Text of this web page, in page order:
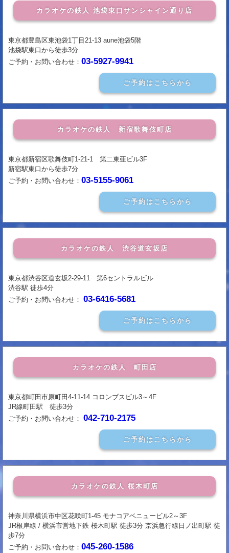
カラオケの鉄人 池袋東口サンシャイン通り店
東京都豊島区東池袋1丁目21-13 aune池袋5階
池袋駅東口から徒歩3分
ご予約・お問い合わせ： 03-5927-9941
ご予約はこちらから
カラオケの鉄人 新宿歌舞伎町店
東京都新宿区歌舞伎町1-21-1 第二東亜ビル3F
新宿駅東口から徒歩7分
ご予約・お問い合わせ： 03-5155-9061
ご予約はこちらから
カラオケの鉄人 渋谷道玄坂店
東京都渋谷区道玄坂2-29-11 第6セントラルビル
渋谷駅 徒歩4分
ご予約・お問い合わせ： 03-6416-5681
ご予約はこちらから
カラオケの鉄人 町田店
東京都町田市原町田4-11-14 コロンブスビル3～4F
JR線町田駅 徒歩3分
ご予約・お問い合わせ： 042-710-2175
ご予約はこちらから
カラオケの鉄人 桜木町店
神奈川県横浜市中区花咲町1-45 モナコアベニュービル2～3F
JR根岸線 / 横浜市営地下鉄 桜木町駅 徒歩3分 京浜急行線日ノ出町駅 徒
歩7分
ご予約・お問い合わせ： 045-260-1586